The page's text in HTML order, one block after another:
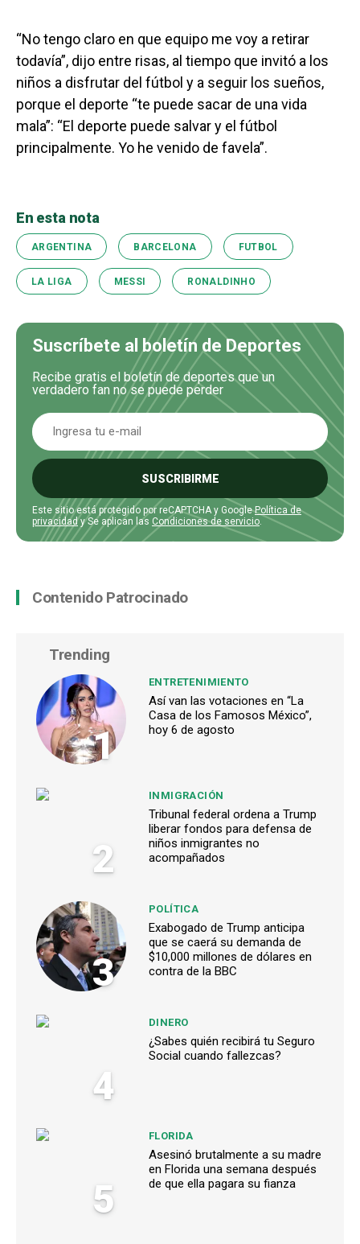
“No tengo claro en que equipo me voy a retirar
todavía”, dijo entre risas, al tiempo que invitó a los
niños a disfrutar del fútbol y a seguir los sueños,
porque el deporte “te puede sacar de una vida
mala”: “El deporte puede salvar y el fútbol
principalmente. Yo he venido de favela”.
En esta nota
ARGENTINA BARCELONA FUTBOL
LA LIGA MESSI RONALDINHO
Suscríbete al boletín de Deportes
Recibe gratis el boletín de deportes que un
verdadero fan no se puede perder
SUSCRIBIRME
Este sitio está protegido por reCAPTCHA y GooglePolítica de
privacidady Se aplican las Condiciones de servicio.
Contenido Patrocinado
Trending
1
ENTRETENIMIENTO
Así van las votaciones en “La
Casa de los Famosos México”,
hoy 6 de agosto
2
INMIGRACIÓN
Tribunal federal ordena a Trump
liberar fondos para defensa de
niños inmigrantes no
acompañados
3
POLÍTICA
Exabogado de Trump anticipa
que se caerá su demanda de
$10,000 millones de dólares en
contra de la BBC
4
DINERO
¿Sabes quién recibirá tu Seguro
Social cuando fallezcas?
5
FLORIDA
Asesinó brutalmente a su madre
en Florida una semana después
de que ella pagara su fianza